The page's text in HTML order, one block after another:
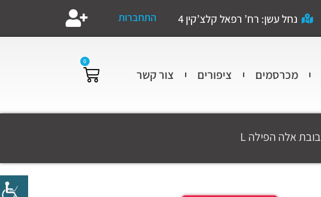
נחל עשן: רח’ רפאל קלצ’קין 4 התחברות
מכרסמים ציפורים צור קשר
0